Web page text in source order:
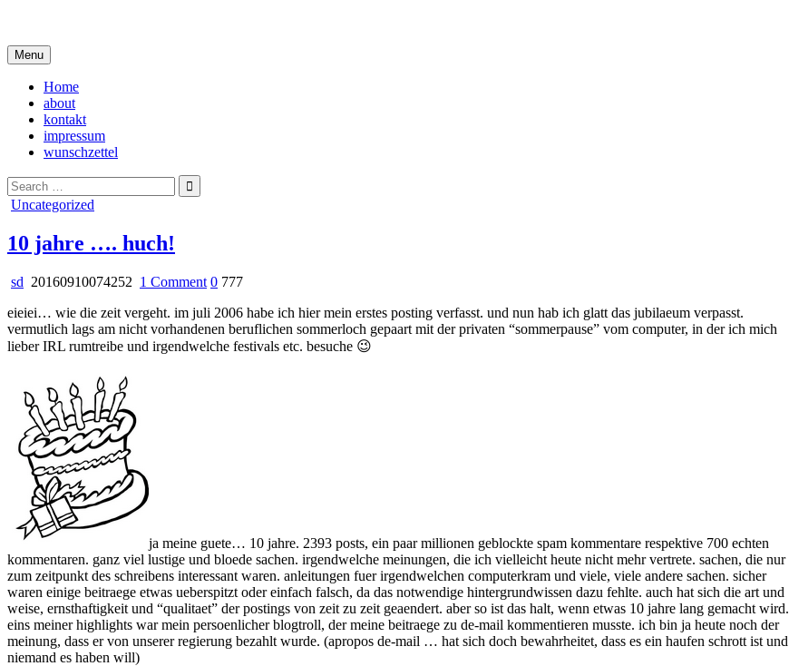
content
Menu
Home
about
kontakt
impressum
wunschzettel
Search
for:
Posted
Uncategorized
10 jahre …. huch!
sd 20160910074252 1 Commenton
jahre
….
huch!
0 777
eieiei… wie die zeit vergeht. im juli 2006 habe ich hier mein erstes posting verfasst. und nun hab ich glatt das jubilaeum verpasst.
vermutlich lags am nicht vorhandenen beruflichen sommerloch gepaart mit der privaten “sommerpause” vom computer, in der ich mich
lieber IRL rumtreibe und irgendwelche festivals etc. besuche 😉
ja meine guete… 10 jahre. 2393 posts, ein paar millionen geblockte spam kommentare respektive 700 echten
kommentaren. ganz viel lustige und bloede sachen. irgendwelche meinungen, die ich vielleicht heute nicht mehr vertrete. sachen, die nur
zum zeitpunkt des schreibens interessant waren. anleitungen fuer irgendwelchen computerkram und viele, viele andere sachen. sicher
waren einige beitraege etwas ueberspitzt oder einfach falsch, da das notwendige hintergrundwissen dazu fehlte. auch hat sich die art und
weise, ernsthaftigkeit und “qualitaet” der postings von zeit zu zeit geaendert. aber so ist das halt, wenn etwas 10 jahre lang gemacht wird.
eins meiner highlights war mein persoenlicher blogtroll, der meine beitraege zu de-mail kommentieren musste. ich bin ja heute noch der
meinung, dass er von unserer regierung bezahlt wurde. (apropos de-mail … hat sich doch bewahrheitet, dass es ein haufen schrott ist und
niemand es haben will)